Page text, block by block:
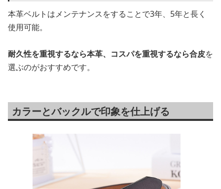
本革ベルトはメンテナンスをすることで3年、5年と長く
使用可能。
耐久性を重視するなら本革、コスパを重視するなら合皮を
選ぶのがおすすめです。
カラーとバックルで印象を仕上げる